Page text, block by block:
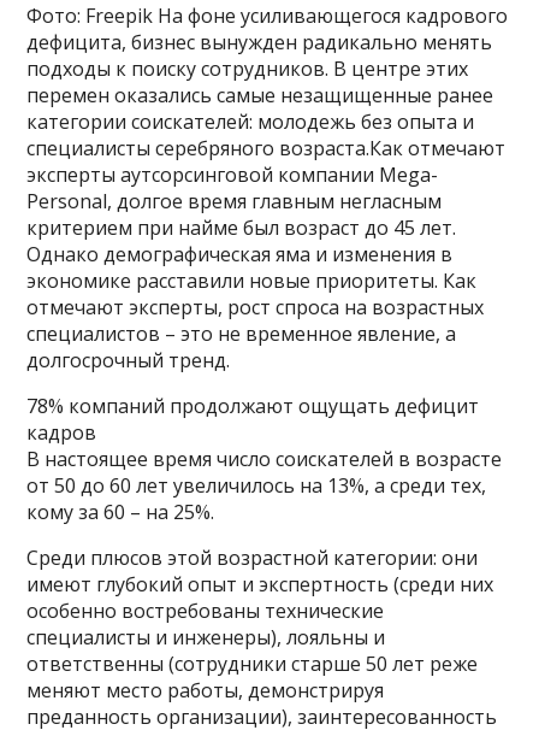
Фото: Freepik На фоне усиливающегося кадрового
дефицита, бизнес вынужден радикально менять
подходы к поиску сотрудников. В центре этих
перемен оказались самые незащищенные ранее
категории соискателей: молодежь без опыта и
специалисты серебряного возраста.Как отмечают
эксперты аутсорсинговой компании Mega-
Personal, долгое время главным негласным
критерием при найме был возраст до 45 лет.
Однако демографическая яма и изменения в
экономике расставили новые приоритеты. Как
отмечают эксперты, рост спроса на возрастных
специалистов – это не временное явление, а
долгосрочный тренд.
78% компаний продолжают ощущать дефицит
кадров
В настоящее время число соискателей в возрасте
от 50 до 60 лет увеличилось на 13%, а среди тех,
кому за 60 – на 25%.
Среди плюсов этой возрастной категории: они
имеют глубокий опыт и экспертность (среди них
особенно востребованы технические
специалисты и инженеры), лояльны и
ответственны (сотрудники старше 50 лет реже
меняют место работы, демонстрируя
преданность организации), заинтересованность